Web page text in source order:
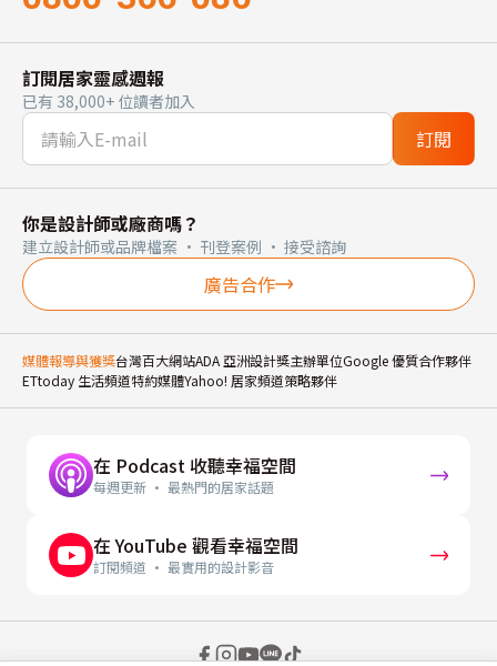
訂閱居家靈感週報
已有 38,000+ 位讀者加入
訂閱
你是設計師或廠商嗎？
建立設計師或品牌檔案 · 刊登案例 · 接受諮詢
廣告合作
媒體報導與獲獎台灣百大網站ADA 亞洲設計獎主辦單位Google 優質合作夥伴
ETtoday 生活頻道特約媒體Yahoo! 居家頻道策略夥伴
在 Podcast 收聽幸福空間
每週更新 · 最熱門的居家話題
在 YouTube 觀看幸福空間
訂閱頻道 · 最實用的設計影音